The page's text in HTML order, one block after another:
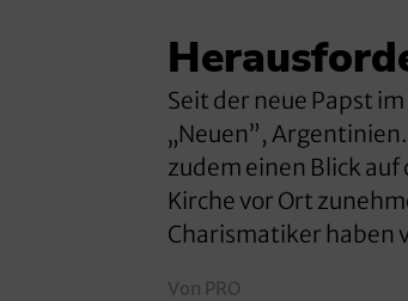
Seit der neue Papst
„Neuen”,
zudem einen Blick
Kirche vor Ort
Charismatiker haben
Von PRO